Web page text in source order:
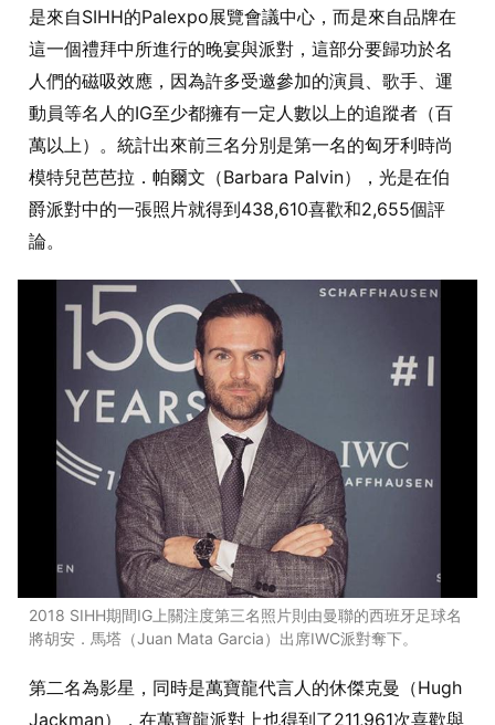
是來自SIHH的Palexpo展覽會議中心，而是來自品牌在
這一個禮拜中所進行的晚宴與派對，這部分要歸功於名
人們的磁吸效應，因為許多受邀參加的演員、歌手、運
動員等名人的IG至少都擁有一定人數以上的追蹤者（百
萬以上）。統計出來前三名分別是第一名的匈牙利時尚
模特兒芭芭拉．帕爾文（Barbara Palvin），光是在伯
爵派對中的一張照片就得到438,610喜歡和2,655個評
論。
2018 SIHH期間IG上關注度第三名照片則由曼聯的西班牙足球名
將胡安．馬塔（Juan Mata Garcia）出席IWC派對奪下。
第二名為影星，同時是萬寶龍代言人的休傑克曼（Hugh
Jackman），在萬寶龍派對上也得到了211,961次喜歡與